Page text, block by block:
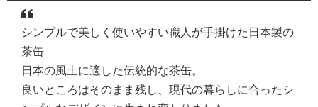
シンプルで美しく使いやすい職人が手掛けた日本製の
茶缶
日本の風土に適した伝統的な茶缶。
良いところはそのまま残し、現代の暮らしに合ったシ